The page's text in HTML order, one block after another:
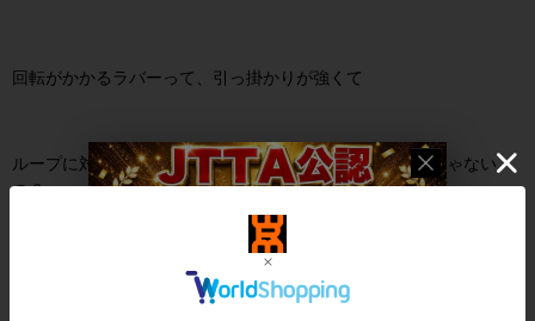
回転がかかるラバーって、引っ掛かりが強くて
ループに対するブロックが回転の影響を受けて難しいんじゃない
の？
そう思われる方も多いと思います。